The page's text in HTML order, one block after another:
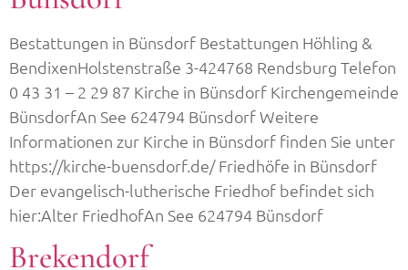
Bestattungen in Bünsdorf Bestattungen Höhling &
BendixenHolstenstraße 3-424768 Rendsburg Telefon
0 43 31 – 2 29 87 Kirche in Bünsdorf Kirchengemeinde
BünsdorfAn See 624794 Bünsdorf Weitere
Informationen zur Kirche in Bünsdorf finden Sie unter
https://kirche-buensdorf.de/ Friedhöfe in Bünsdorf
Der evangelisch-lutherische Friedhof befindet sich
hier:Alter FriedhofAn See 624794 Bünsdorf
Brekendorf